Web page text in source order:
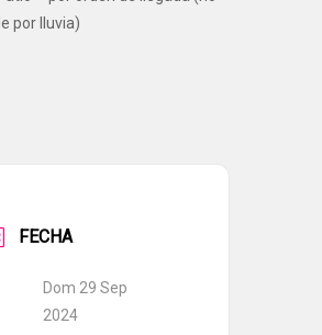
por lluvia)
FECHA
Dom 29 Sep
2024